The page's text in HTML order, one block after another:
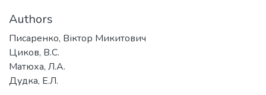
Authors
Писаренко, Віктор Микитович
Циков, В.С.
Матюха, Л.А.
Дудка, Е.Л.